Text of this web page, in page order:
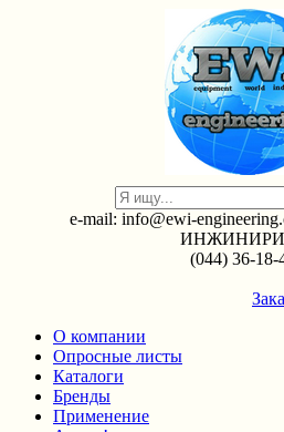
e-mail: info@ewi-
(044) 36-18-
О компании
Опросные листы
Каталоги
Бренды
Применение